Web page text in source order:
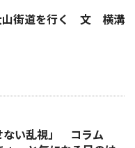
山街道を行く 文 横溝
ない乱視」 コラム